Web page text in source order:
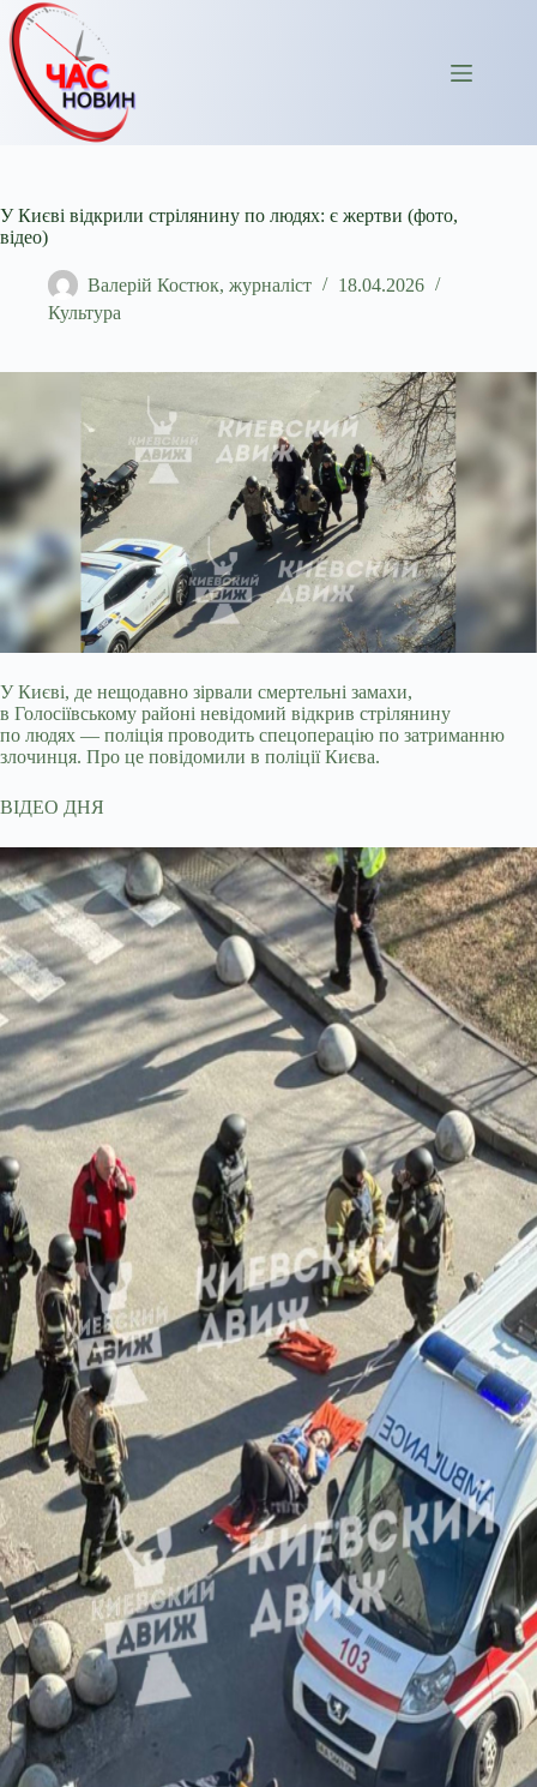
Перейти
до
вмісту
У Києві відкрили стрілянину по людях: є жертви (фото,
відео)
Валерій Костюк, журналіст
18.04.2026
Культура
У Києві, де нещодавно зірвали смертельні замахи,
в Голосіївському районі невідомий відкрив стрілянину
по людях — поліція проводить спецоперацію по затриманню
злочинця. Про це повідомили в поліції Києва.
ВІДЕО ДНЯ